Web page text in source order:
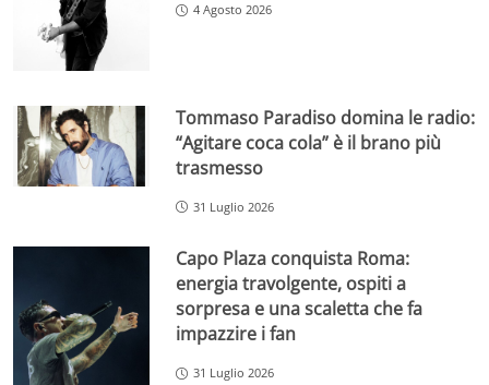
4 Agosto 2026
Tommaso Paradiso domina le radio:
“Agitare coca cola” è il brano più
trasmesso
31 Luglio 2026
Capo Plaza conquista Roma:
energia travolgente, ospiti a
sorpresa e una scaletta che fa
impazzire i fan
31 Luglio 2026